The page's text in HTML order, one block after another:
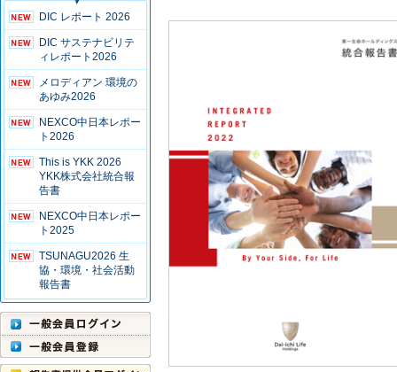
DIC レポート 2026
DIC サステナビリテ
ィレポート2026
メロディアン 環境の
あゆみ2026
NEXCO中日本レポー
ト2026
This is YKK 2026
YKK株式会社統合報
告書
NEXCO中日本レポー
ト2025
TSUNAGU2026 生
協・環境・社会活動
報告書